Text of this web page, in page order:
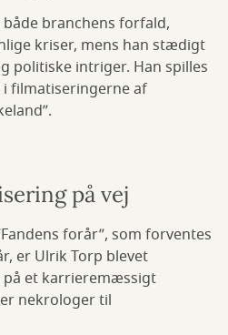
branchens forfald,
kriser, mens han stædigt
politiske intriger. Han spilles
i filmatiseringerne af
på vej
forår”, som forventes
er Ulrik Torp blevet
et karrieremæssigt
nekrologer til